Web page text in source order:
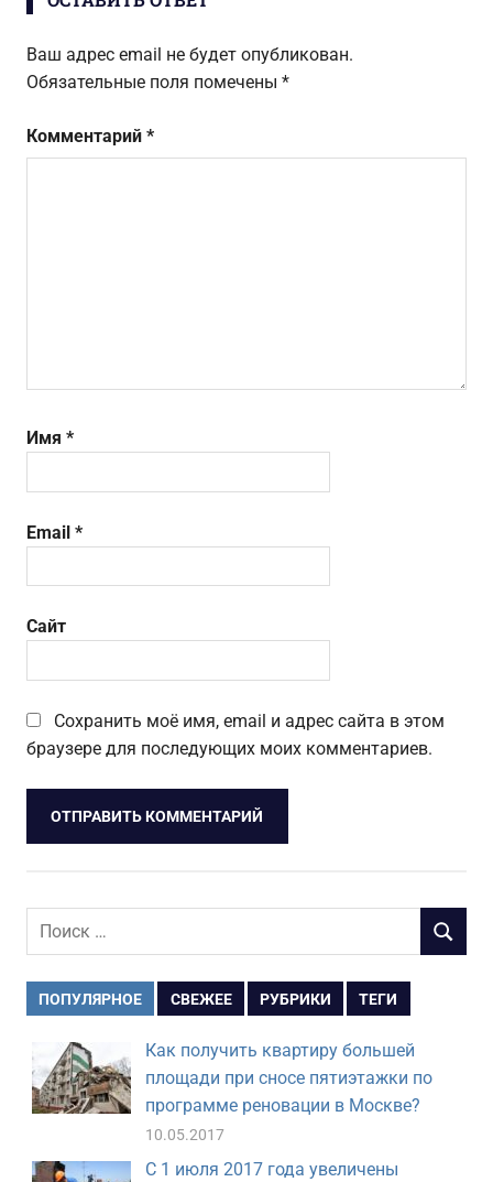
Ваш адрес email не будет опубликован.
Обязательные поля помечены *
Комментарий *
Имя *
Email *
Сайт
Сохранить моё имя, email и адрес сайта в этом
браузере для последующих моих комментариев.
Поиск
ПОИСК
ПОПУЛЯРНОЕ СВЕЖЕЕ РУБРИКИ ТЕГИ
Как получить квартиру большей
площади при сносе пятиэтажки по
программе реновации в Москве?
10.05.2017
С 1 июля 2017 года увеличены